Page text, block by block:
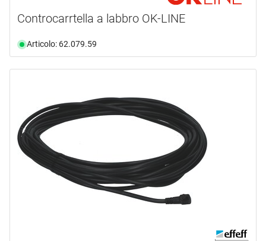
Controcarrtella a labbro OK-LINE
Articolo: 62.079.59